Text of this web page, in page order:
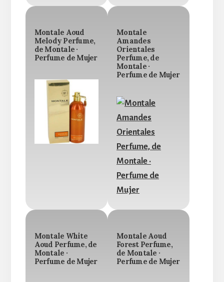
Montale Aoud
Melody Perfume,
de Montale ·
Perfume de Mujer
Montale
Amandes
Orientales
Perfume, de
Montale ·
Perfume de Mujer
Montale White
Aoud Perfume, de
Montale ·
Perfume de Mujer
Montale Aoud
Forest Perfume,
de Montale ·
Perfume de Mujer